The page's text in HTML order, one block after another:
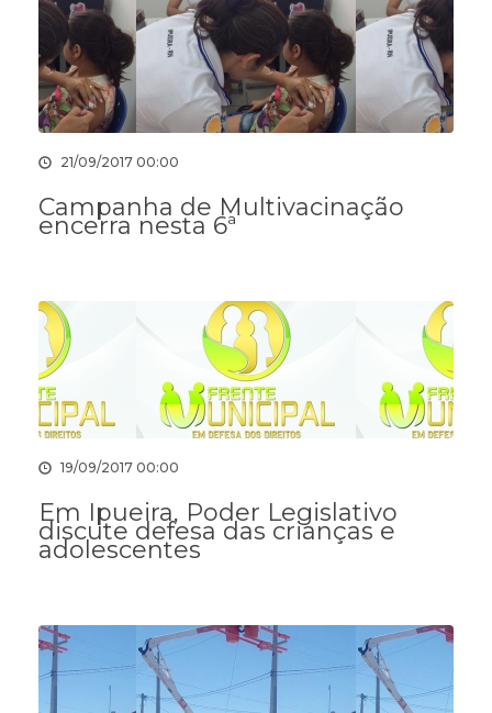
21/09/2017 00:00
Campanha de Multivacinação
encerra nesta 6ª
19/09/2017 00:00
Em Ipueira, Poder Legislativo
discute defesa das crianças e
adolescentes